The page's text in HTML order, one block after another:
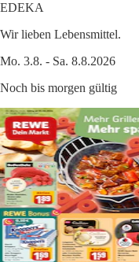
EDEKA
Wir lieben Lebensmittel.
Mo. 3.8. - Sa. 8.8.2026
Noch bis morgen gültig